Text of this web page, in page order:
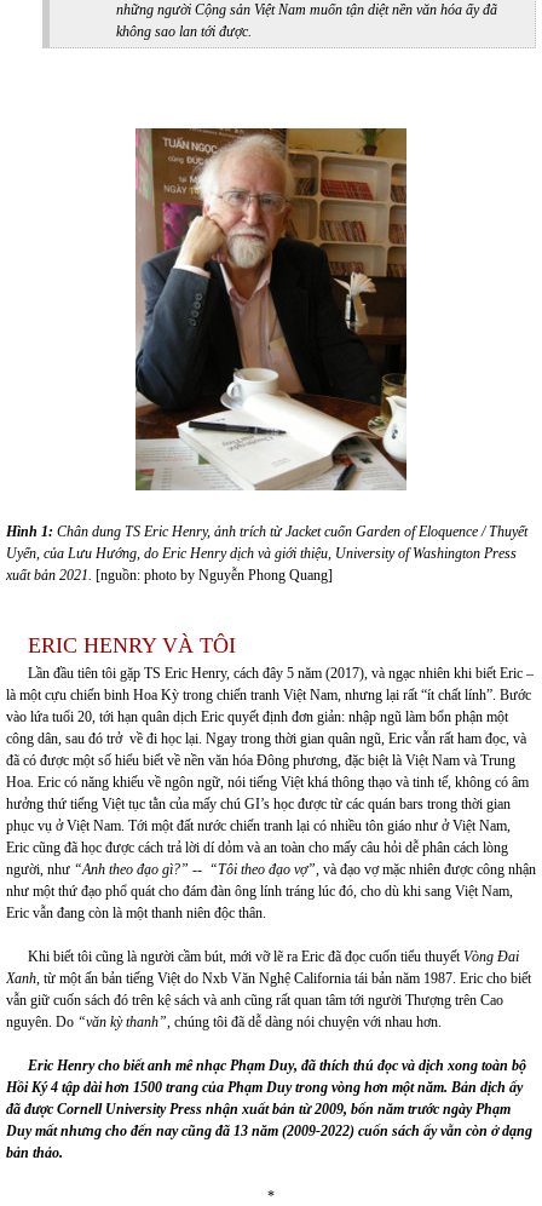
những người Cộng sản Việt Nam muốn tận diệt nền văn hóa ấy đã
không sao lan tới được.
Hình 1: Chân dung TS Eric Henry, ảnh trích từ Jacket cuốn Garden of Eloquence / Thuyết
Uyển, của Lưu Hướng, do Eric Henry dịch và giới thiệu, University of Washington Press
xuất bản 2021. [nguồn: photo by Nguyễn Phong Quang]
ERIC HENRY VÀ TÔI
Lần đầu tiên tôi gặp TS Eric Henry, cách đây 5 năm (2017), và ngạc nhiên khi biết Eric –
là một cựu chiến binh Hoa Kỳ trong chiến tranh Việt Nam, nhưng lại rất “ít chất lính”. Bước
vào lứa tuổi 20, tới hạn quân dịch Eric quyết định đơn giản: nhập ngũ làm bổn phận một
công dân, sau đó trở về đi học lại. Ngay trong thời gian quân ngũ, Eric vẫn rất ham đọc, và
đã có được một số hiểu biết về nền văn hóa Đông phương, đặc biệt là Việt Nam và Trung
Hoa. Eric có năng khiếu về ngôn ngữ, nói tiếng Việt khá thông thạo và tinh tế, không có âm
hưởng thứ tiếng Việt tục tằn của mấy chú GI’s học được từ các quán bars trong thời gian
phục vụ ở Việt Nam. Tới một đất nước chiến tranh lại có nhiều tôn giáo như ở Việt Nam,
Eric cũng đã học được cách trả lời dí dỏm và an toàn cho mấy câu hỏi dễ phân cách lòng
người, như “Anh theo đạo gì?” -- “Tôi theo đạo vợ”, và đạo vợ mặc nhiên được công nhận
như một thứ đạo phổ quát cho đám đàn ông lính tráng lúc đó, cho dù khi sang Việt Nam,
Eric vẫn đang còn là một thanh niên độc thân.
Khi biết tôi cũng là người cầm bút, mới vỡ lẽ ra Eric đã đọc cuốn tiểu thuyếtVòng Đai
Xanh, từ một ấn bản tiếng Việt do Nxb Văn Nghệ California tái bản năm 1987. Eric cho biết
vẫn giữ cuốn sách đó trên kệ sách và anh cũng rất quan tâm tới người Thượng trên Cao
nguyên. Do “văn kỳ thanh”, chúng tôi đã dễ dàng nói chuyện với nhau hơn.
Eric Henry cho biết anh mê nhạc Phạm Duy, đã thích thú đọc và dịch xong toàn bộ
Hồi Ký 4 tập dài hơn 1500 trang của Phạm Duy trong vòng hơn một năm. Bản dịch ấy
đã được Cornell University Press nhận xuất bản từ 2009, bốn năm trước ngày Phạm
Duy mất nhưng cho đến nay cũng đã 13 năm (2009-2022) cuốn sách ấy vẫn còn ở dạng
bản thảo.
*